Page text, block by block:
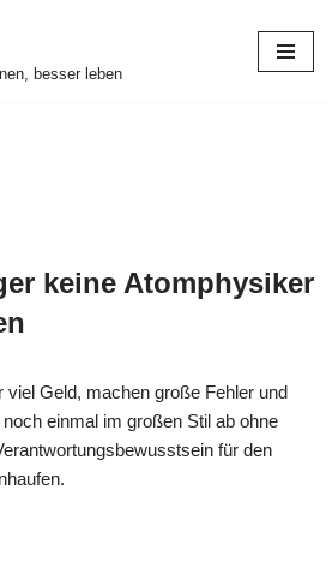
besser leben
keine Atomphysiker
viel Geld, machen große Fehler und
einmal im großen Stil ab ohne
für den